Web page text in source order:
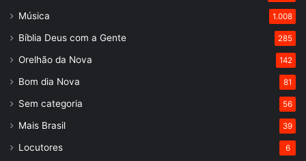
Música 1.008
Bíblia Deus com a Gente 285
Orelhão da Nova 142
Bom dia Nova 81
Sem categoria 56
Mais Brasil 39
Locutores 6